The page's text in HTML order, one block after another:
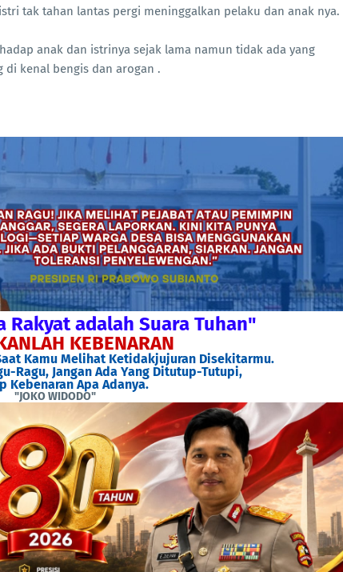
tak tahan lantas pergi meninggalkan pelaku dan anak nya.
anak dan istrinya sejak lama namun tidak ada yang
di kenal bengis dan arogan .
Rakyat adalah Suara Tuhan"
KEBENARAN
Kamu Melihat Ketidakjujuran Disekitarmu.
Ragu, Jangan Ada Yang Ditutup-Tutupi,
Kebenaran Apa Adanya.
"JOKO WIDODO"